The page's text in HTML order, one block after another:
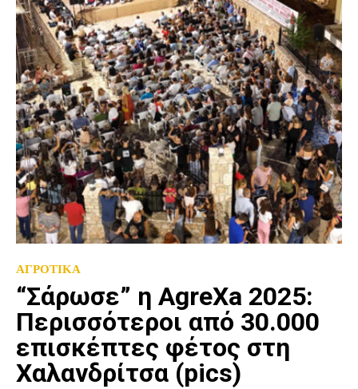
ΑΓΡΟΤΙΚΑ
“Σάρωσε” η ΑgreXa 2025:
Περισσότεροι από 30.000
επισκέπτες φέτος στη
Χαλανδρίτσα (pics)